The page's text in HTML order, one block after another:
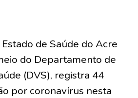
de Saúde do Acre
do Departamento de
(DVS), registra 44
por coronavírus nesta